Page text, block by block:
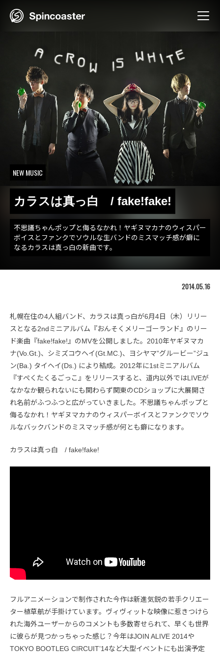
NEW MUSIC
カラスは真っ白 / fake!fake!
不思議ちゃんポップと侮るなかれ！ヤギヌマカナのウィスパー
ボイスとファンクでソウルな生バンドのミスマッチ感が癖に
なるカラスは真っ白の新曲です。
2014.05.16
札幌在住の4人組バンド、カラスは真っ白が6月4日（木）リリー
スとなる2ndミニアルバム『おんそくメリーゴーランド』のリー
ド楽曲『fake!fake!』のMVを公開しました。2010年ヤギヌマカ
ナ(Vo.Gt.)、シミズコウヘイ(Gt.MC.)、ヨシヤマ”グルービー”ジュ
ン(Ba.) タイヘイ(Ds.) により結成。2012年に1stミニアルバム
『すぺくたくるごっこ』をリリースすると、道内以外ではLIVEが
なかなか観られないにも関わらず関東のCDショップに大展開さ
れ名前がふつふつと広がっていきました。不思議ちゃんポップと
侮るなかれ！ヤギヌマカナのウィスパーボイスとファンクでソウ
ルなバックバンドのミスマッチ感が何とも癖になります。
カラスは真っ白 / fake!fake!
フルアニメーションで制作された今作は新進気鋭の若手クリエー
ター植草航が手掛けています。ヴィヴィットな映像に惹きつけら
れた海外ユーザーからのコメントも多数寄せられて、早くも世界
に彼らが見つかっちゃった感じ？今年はJOIN ALIVE 2014や
TOKYO BOOTLEG CIRCUIT’14など大型イベントにも出演予定